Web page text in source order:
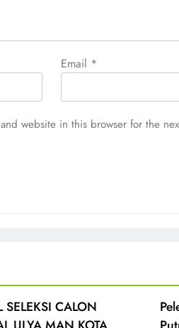
Email *
website in this browser for the
CALON